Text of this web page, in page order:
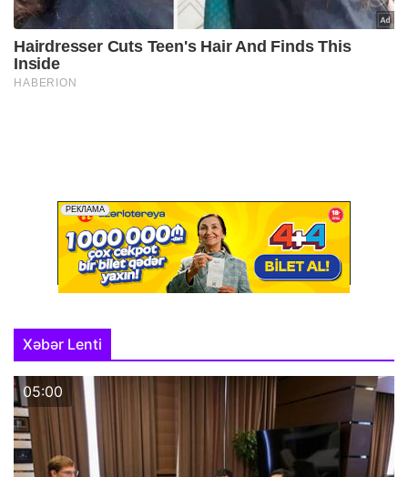
Xəbər Lenti
05:00